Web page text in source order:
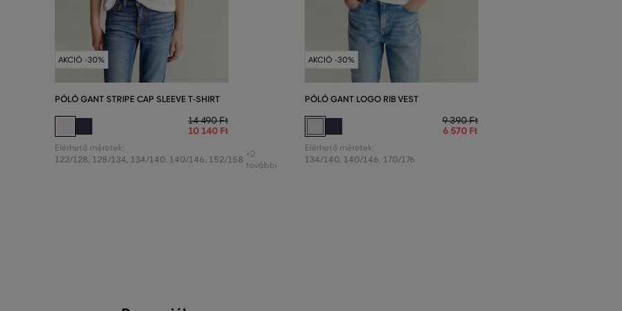
AKCIÓ -30%
PÓLÓ GANT STRIPE CAP SLEEVE T-SHIRT
14 490 Ft
10 140 Ft
Elérhető méretek:
122/128, 128/134, 134/140, 140/146, 152/158 +2
további
AKCIÓ -30%
PÓLÓ GANT LOGO RIB VEST
9 390 Ft
6 570 Ft
Elérhető méretek:
134/140, 140/146, 170/176